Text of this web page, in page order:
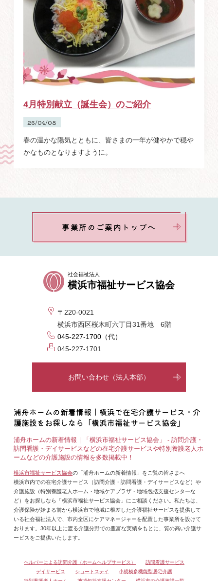
4月特別献立（誕生会）のご紹介
26/04/08
春の温かな陽気とともに、皆さまの一年が健やかで穏や
かなものとなりますように。
事業所のご案内トップへ
社会福祉法人
横浜市福祉サービス協会
〒220-0021
横浜市西区桜木町六丁目31番地 6階
045-227-1700（代）
045-227-1701
お問い合わせ（法人本部）
浦舟ホームの新着情報｜横浜で在宅介護サービス・介
護施設をお探しなら「横浜市福祉サービス協会」
浦舟ホームの新着情報｜「横浜市福祉サービス協会」 - 訪問介護・
訪問看護・デイサービスなどの在宅介護サービスや特別養護老人ホ
ームなどの介護施設の情報を多数掲載中！
横浜市福祉サービス協会の「浦舟ホームの新着情報」をご覧の皆さまへ
横浜市内での在宅介護サービス（訪問介護・訪問看護・デイサービスなど）や
介護施設（特別養護老人ホーム・地域ケアプラザ・地域包括支援センターな
ど）をお探しなら「横浜市福祉サービス協会」にご相談ください。私たちは、
介護保険が始まる前から横浜市で地域に根差した介護福祉サービスを提供して
いる社会福祉法人で、市内全区にケアマネージャーを配置した事業所を設けて
おります。30年以上に渡る介護分野での豊富な実績をもとに、質の高い介護サ
ービスをご提供いたします。
ヘルパーによる訪問介護（ホームヘルプサービス）
訪問看護サービス
デイサービス
ショートステイ
小規模多機能型居宅介護